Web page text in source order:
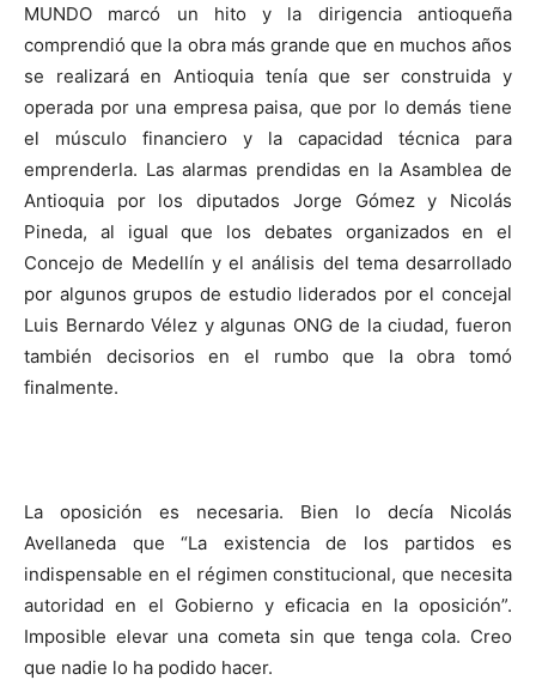
MUNDO marcó un hito y la dirigencia antioqueña
comprendió que la obra más grande que en muchos años
se realizará en Antioquia tenía que ser construida y
operada por una empresa paisa, que por lo demás tiene
el músculo financiero y la capacidad técnica para
emprenderla. Las alarmas prendidas en la Asamblea de
Antioquia por los diputados Jorge Gómez y Nicolás
Pineda, al igual que los debates organizados en el
Concejo de Medellín y el análisis del tema desarrollado
por algunos grupos de estudio liderados por el concejal
Luis Bernardo Vélez y algunas ONG de la ciudad, fueron
también decisorios en el rumbo que la obra tomó
finalmente.
La oposición es necesaria. Bien lo decía Nicolás
Avellaneda que “La existencia de los partidos es
indispensable en el régimen constitucional, que necesita
autoridad en el Gobierno y eficacia en la oposición”.
Imposible elevar una cometa sin que tenga cola. Creo
que nadie lo ha podido hacer.